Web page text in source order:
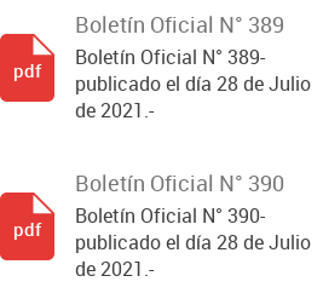
Boletín Oficial N° 389
Boletín Oficial N° 389-
publicado el día 28 de Julio
de 2021.-
pdf
Boletín Oficial N° 390
Boletín Oficial N° 390-
publicado el día 28 de Julio
de 2021.-
pdf